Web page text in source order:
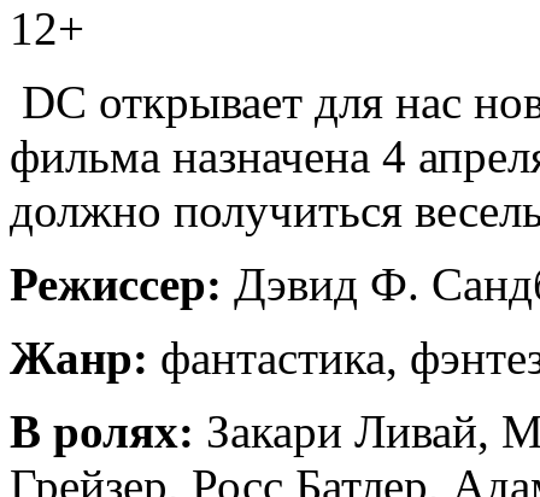
12+
DC открывает для нас
фильма назначена 4
должно получиться
Режиссер: Дэвид Ф.
Жанр: фантастика,
В ролях: Закари Ливай,
Грейзер, Росс Батлер,